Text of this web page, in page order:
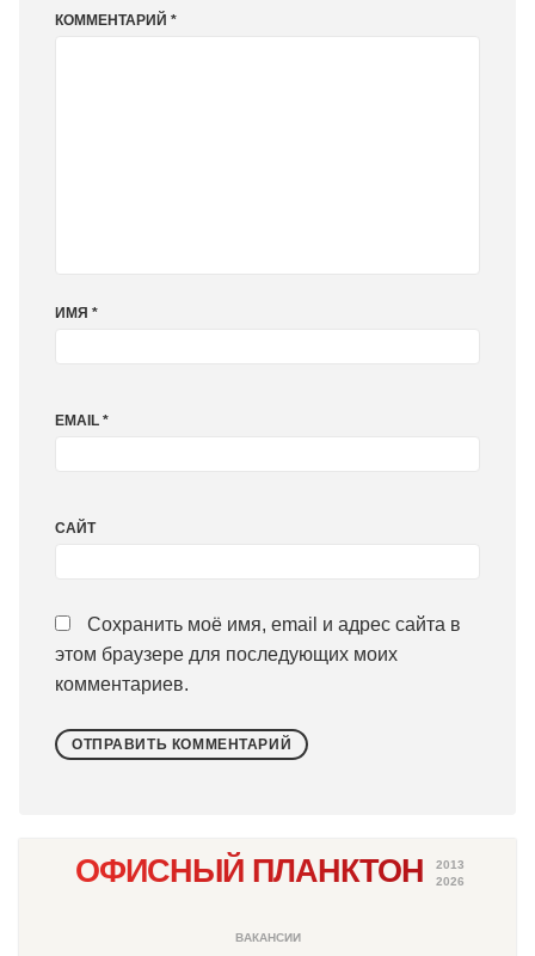
КОММЕНТАРИЙ *
ИМЯ *
EMAIL *
САЙТ
Сохранить моё имя, email и адрес сайта в
этом браузере для последующих моих
комментариев.
ОФИСНЫЙ ПЛАНКТОН
2013
2026
ВАКАНСИИ